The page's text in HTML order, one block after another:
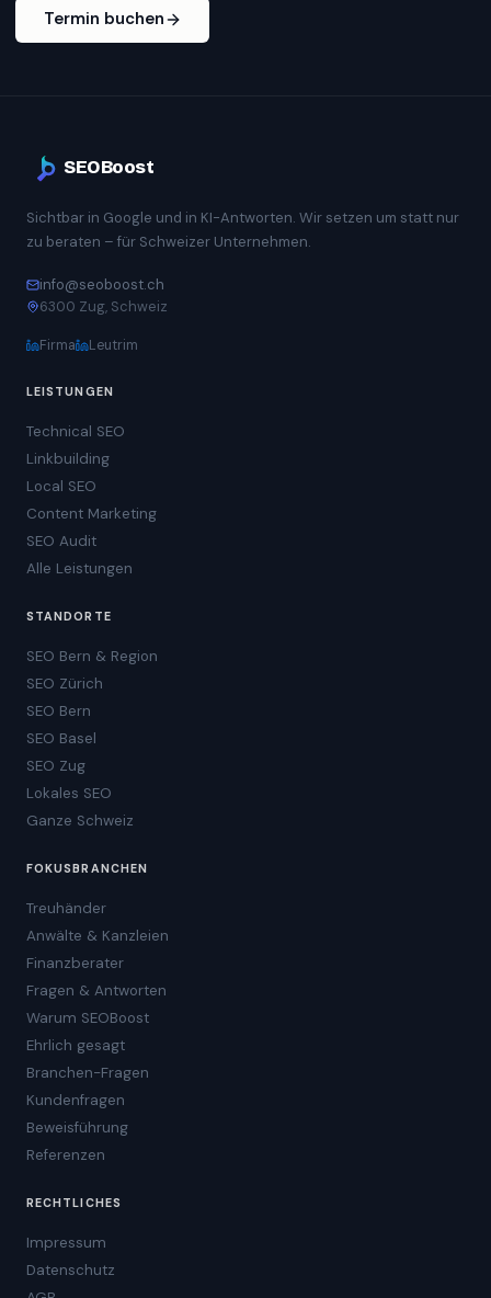
Termin buchen
SEOBoost
Sichtbar in Google und in KI-Antworten. Wir setzen um statt nur
zu beraten – für Schweizer Unternehmen.
info@seoboost.ch
6300 Zug, Schweiz
Firma Leutrim
LEISTUNGEN
Technical SEO
Linkbuilding
Local SEO
Content Marketing
SEO Audit
Alle Leistungen
STANDORTE
SEO Bern & Region
SEO Zürich
SEO Bern
SEO Basel
SEO Zug
Lokales SEO
Ganze Schweiz
FOKUSBRANCHEN
Treuhänder
Anwälte & Kanzleien
Finanzberater
Fragen & Antworten
Warum SEOBoost
Ehrlich gesagt
Branchen-Fragen
Kundenfragen
Beweisführung
Referenzen
RECHTLICHES
Impressum
Datenschutz